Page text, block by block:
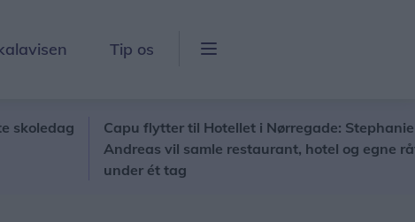
Tip os
Capu flytter til Hotellet i Nørregade: Stephanie og
Andreas vil samle restaurant, hotel og egne råvarer
under ét tag